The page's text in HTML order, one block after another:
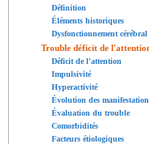
Définition
Éléments historiques
Dysfonctionnement
Trouble déficit de
Déficit de l'attention
Impulsivité
Hyperactivité
Évolution des
Évaluation du trouble
Comorbidités
Facteurs étiologiques